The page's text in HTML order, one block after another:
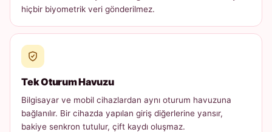
hiçbir biyometrik veri gönderilmez.
Tek Oturum Havuzu
Bilgisayar ve mobil cihazlardan aynı oturum havuzuna
bağlanılır. Bir cihazda yapılan giriş diğerlerine yansır,
bakiye senkron tutulur, çift kaydı oluşmaz.